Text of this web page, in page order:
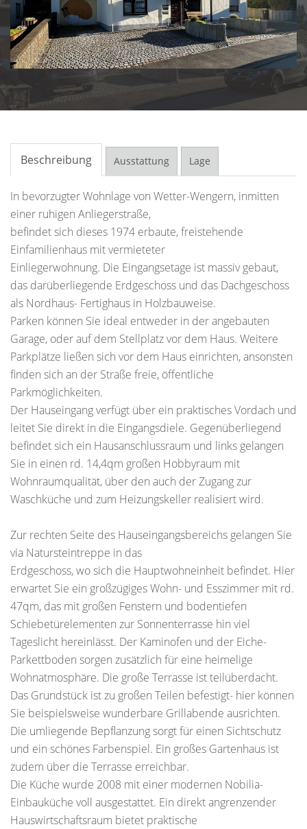
Beschreibung Ausstattung Lage
In bevorzugter Wohnlage von Wetter-Wengern, inmitten
einer ruhigen Anliegerstraße,
befindet sich dieses 1974 erbaute, freistehende
Einfamilienhaus mit vermieteter
Einliegerwohnung. Die Eingangsetage ist massiv gebaut,
das darüberliegende Erdgeschoss und das Dachgeschoss
als Nordhaus- Fertighaus in Holzbauweise.
Parken können Sie ideal entweder in der angebauten
Garage, oder auf dem Stellplatz vor dem Haus. Weitere
Parkplätze ließen sich vor dem Haus einrichten, ansonsten
finden sich an der Straße freie, öffentliche
Parkmöglichkeiten.
Der Hauseingang verfügt über ein praktisches Vordach und
leitet Sie direkt in die Eingangsdiele. Gegenüberliegend
befindet sich ein Hausanschlussraum und links gelangen
Sie in einen rd. 14,4qm großen Hobbyraum mit
Wohnraumqualität, über den auch der Zugang zur
Waschküche und zum Heizungskeller realisiert wird.
Zur rechten Seite des Hauseingangsbereichs gelangen Sie
via Natursteintreppe in das
Erdgeschoss, wo sich die Hauptwohneinheit befindet. Hier
erwartet Sie ein großzügiges Wohn- und Esszimmer mit rd.
47qm, das mit großen Fenstern und bodentiefen
Schiebetürelementen zur Sonnenterrasse hin viel
Tageslicht hereinlässt. Der Kaminofen und der Eiche-
Parkettboden sorgen zusätzlich für eine heimelige
Wohnatmosphäre. Die große Terrasse ist teilüberdacht.
Das Grundstück ist zu großen Teilen befestigt- hier können
Sie beispielsweise wunderbare Grillabende ausrichten.
Die umliegende Bepflanzung sorgt für einen Sichtschutz
und ein schönes Farbenspiel. Ein großes Gartenhaus ist
zudem über die Terrasse erreichbar.
Die Küche wurde 2008 mit einer modernen Nobilia-
Einbauküche voll ausgestattet. Ein direkt angrenzender
Hauswirtschaftsraum bietet praktische